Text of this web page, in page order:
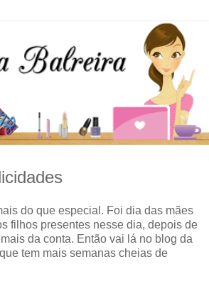
do que especial. Foi dia das mães
filhos presentes nesse dia, depois de
da conta. Então vai lá no blog da
tem mais semanas cheias de